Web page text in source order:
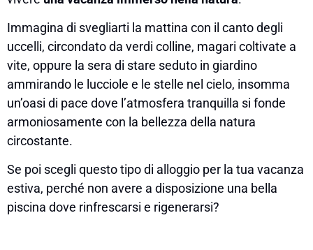
Immagina di svegliarti la mattina con il canto degli
uccelli, circondato da verdi colline, magari coltivate a
vite, oppure la sera di stare seduto in giardino
ammirando le lucciole e le stelle nel cielo, insomma
un’oasi di pace dove l’atmosfera tranquilla si fonde
armoniosamente con la bellezza della natura
circostante.
Se poi scegli questo tipo di alloggio per la tua vacanza
estiva, perché non avere a disposizione una bella
piscina dove rinfrescarsi e rigenerarsi?